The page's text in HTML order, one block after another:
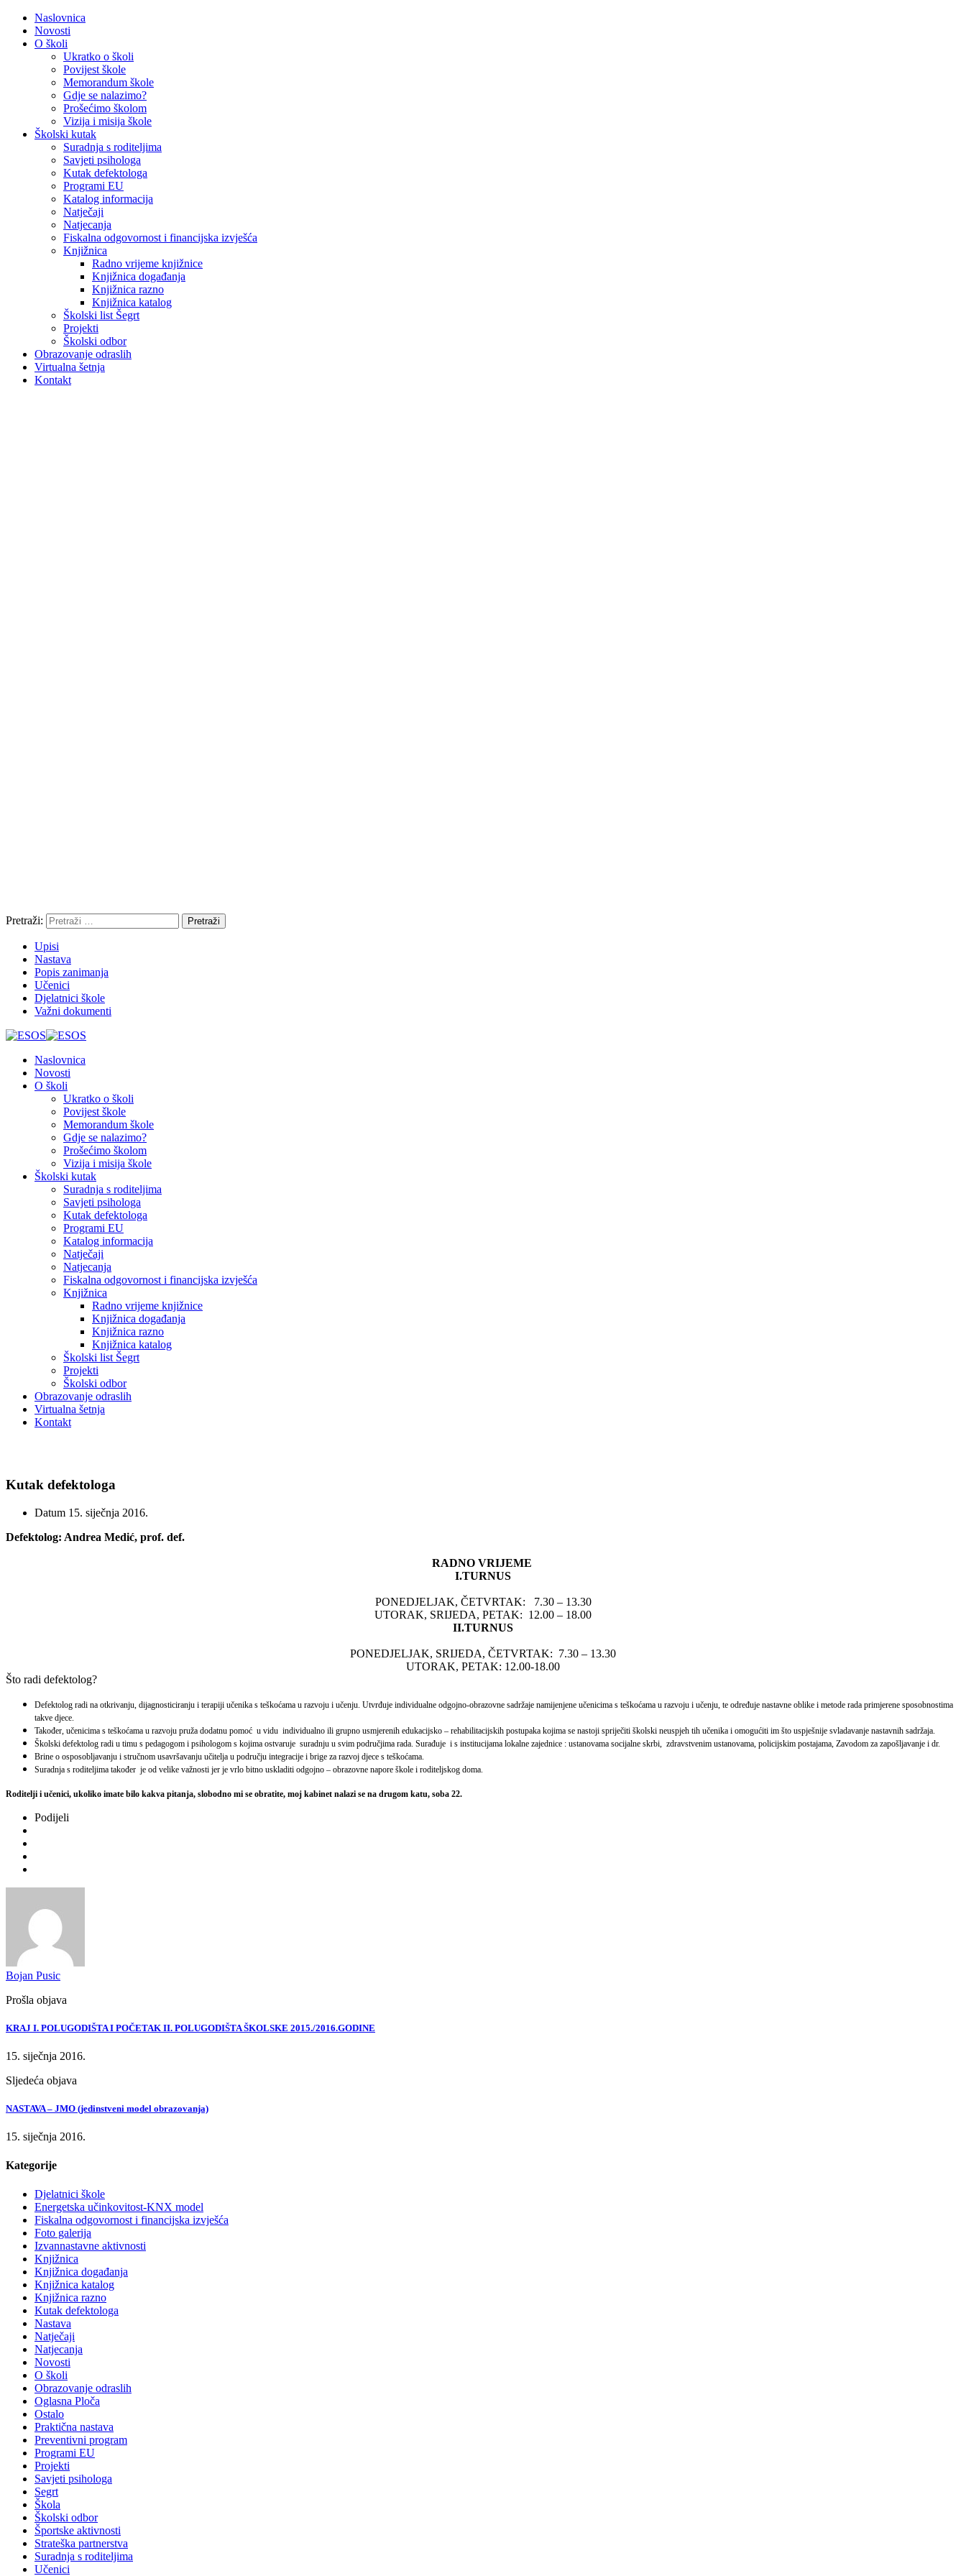
Naslovnica
Novosti
O školi
Ukratko o školi
Povijest škole
Memorandum škole
Gdje se nalazimo?
Prošećimo školom
Vizija i misija škole
Školski kutak
Suradnja s roditeljima
Savjeti psihologa
Kutak defektologa
Programi EU
Katalog informacija
Natječaji
Natjecanja
Fiskalna odgovornost i financijska izvješća
Knjižnica
Radno vrijeme knjižnice
Knjižnica događanja
Knjižnica razno
Knjižnica katalog
Školski list Šegrt
Projekti
Školski odbor
Obrazovanje odraslih
Virtualna šetnja
Kontakt
Pretraži:
Upisi
Nastava
Popis zanimanja
Učenici
Djelatnici škole
Važni dokumenti
Naslovnica
Novosti
O školi
Ukratko o školi
Povijest škole
Memorandum škole
Gdje se nalazimo?
Prošećimo školom
Vizija i misija škole
Školski kutak
Suradnja s roditeljima
Savjeti psihologa
Kutak defektologa
Programi EU
Katalog informacija
Natječaji
Natjecanja
Fiskalna odgovornost i financijska izvješća
Knjižnica
Radno vrijeme knjižnice
Knjižnica događanja
Knjižnica razno
Knjižnica katalog
Školski list Šegrt
Projekti
Školski odbor
Obrazovanje odraslih
Virtualna šetnja
Kontakt
Kutak defektologa
Datum 15. siječnja 2016.
Defektolog: Andrea Medić, prof. def.
RADNO VRIJEME
I.TURNUS
PONEDJELJAK, ČETVRTAK: 7.30 – 13.30
UTORAK, SRIJEDA, PETAK: 12.00 – 18.00
II.TURNUS
PONEDJELJAK, SRIJEDA, ČETVRTAK: 7.30 – 13.30
UTORAK, PETAK: 12.00-18.00
Što radi defektolog?
Defektolog radi na otkrivanju, dijagnosticiranju i terapiji učenika s teškoćama u razvoju i učenju. Utvrđuje individualne odgojno-obrazovne sadržaje namijenjene učenicima s teškoćama u razvoju i učenju, te određuje nastavne oblike i metode rada primjerene sposobnostima
takve djece.
Također, učenicima s teškoćama u razvoju pruža dodatnu pomoć u vidu individualno ili grupno usmjerenih edukacijsko – rehabilitacijskih postupaka kojima se nastoji spriječiti školski neuspjeh tih učenika i omogućiti im što uspješnije svladavanje nastavnih sadržaja.
Školski defektolog radi u timu s pedagogom i psihologom s kojima ostvaruje suradnju u svim područjima rada. Surađuje i s institucijama lokalne zajednice : ustanovama socijalne skrbi, zdravstvenim ustanovama, policijskim postajama, Zavodom za zapošljavanje i dr.
Brine o osposobljavanju i stručnom usavršavanju učitelja u području integracije i brige za razvoj djece s teškoćama.
Suradnja s roditeljima također je od velike važnosti jer je vrlo bitno uskladiti odgojno – obrazovne napore škole i roditeljskog doma.
Roditelji i učenici, ukoliko imate bilo kakva pitanja, slobodno mi se obratite, moj kabinet nalazi se na drugom katu, soba 22.
Podijeli
Bojan Pusic
Prošla objava
KRAJ I. POLUGODIŠTA I POČETAK II. POLUGODIŠTA ŠKOLSKE 2015./2016.GODINE
15. siječnja 2016.
Sljedeća objava
NASTAVA – JMO (jedinstveni model obrazovanja)
15. siječnja 2016.
Kategorije
Djelatnici škole
Energetska učinkovitost-KNX model
Fiskalna odgovornost i financijska izvješća
Foto galerija
Izvannastavne aktivnosti
Knjižnica
Knjižnica događanja
Knjižnica katalog
Knjižnica razno
Kutak defektologa
Nastava
Natječaji
Natjecanja
Novosti
O školi
Obrazovanje odraslih
Oglasna Ploča
Ostalo
Praktična nastava
Preventivni program
Programi EU
Projekti
Savjeti psihologa
Segrt
Škola
Školski odbor
Športske aktivnosti
Strateška partnerstva
Suradnja s roditeljima
Učenici